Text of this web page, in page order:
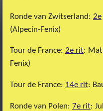
Ronde van Zwitserland: 2e
(Alpecin-Fenix)
Tour de France: 2e rit:
Fenix)
Tour de France: 14e rit:
Ronde van Polen: 7e rit: